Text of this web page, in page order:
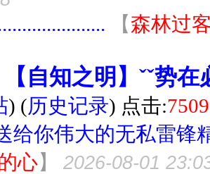
【森林过
【自知之明】ˇˇ势
) (历史记录) 点击:
给你伟大的无私雷锋
心】 2026-08-01